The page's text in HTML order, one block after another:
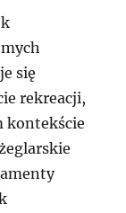
się
rekreacji,
kontekście